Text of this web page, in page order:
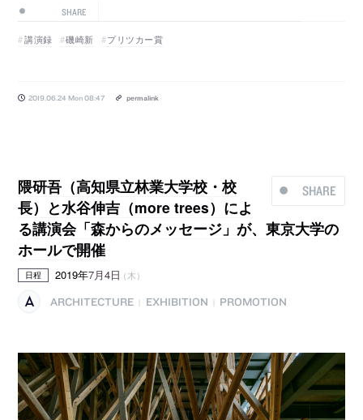
SHARE
講演録 磯崎新 プリツカー賞
2019.06.24 Mon 08:47 permalink
SHARE
隈研吾（高知県立林業大学校・校
長）と水谷伸吉（more trees）によ
る講演会「森からのメッセージ」が、東京大学の
ホールで開催
日程 2019年7月4日（木）
ARCHITECTURE EXHIBITION PROMOTION